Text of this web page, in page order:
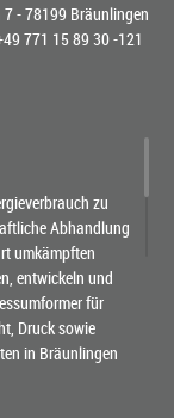
7 - 78199 Bräunlingen
771 15 89 30 -121
zu
Abhandlung
umkämpften
entwickeln und
für
Druck sowie
in Bräunlingen